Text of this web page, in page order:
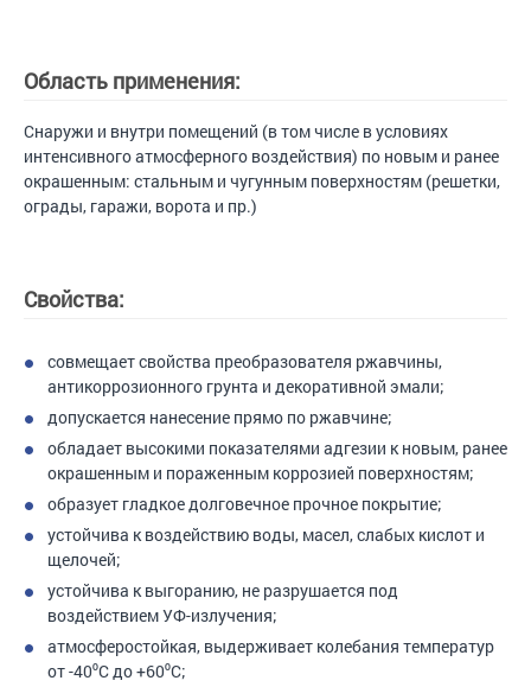
Область применения:
Снаружи и внутри помещений (в том числе в условиях
интенсивного атмосферного воздействия) по новым и ранее
окрашенным: стальным и чугунным поверхностям (решетки,
ограды, гаражи, ворота и пр.)
Свойства:
совмещает свойства преобразователя ржавчины,
антикоррозионного грунта и декоративной эмали;
допускается нанесение прямо по ржавчине;
обладает высокими показателями адгезии к новым, ранее
окрашенным и пораженным коррозией поверхностям;
образует гладкое долговечное прочное покрытие;
устойчива к воздействию воды, масел, слабых кислот и
щелочей;
устойчива к выгоранию, не разрушается под
воздействием УФ-излучения;
атмосферостойкая, выдерживает колебания температур
от -40⁰C до +60⁰С;